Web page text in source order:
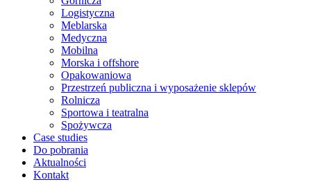
Logistyczna
Meblarska
Medyczna
Mobilna
Morska i offshore
Opakowaniowa
Przestrzeń publiczna i wyposażenie sklepów
Rolnicza
Sportowa i teatralna
Spożywcza
Case studies
Do pobrania
Aktualności
Kontakt